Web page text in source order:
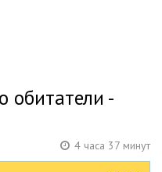
обитатели -
4 часа 37 минут